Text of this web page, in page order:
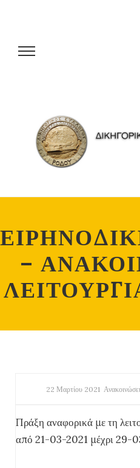
–
22 Μαρτίου 2021
Πράξη αναφορικά με τη
από 21-03-2021 μέχρι 29-